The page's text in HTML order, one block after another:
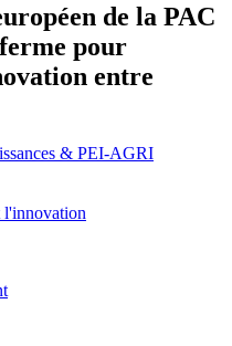
de la PAC
pour
entre
& PEI-AGRI
l'innovation